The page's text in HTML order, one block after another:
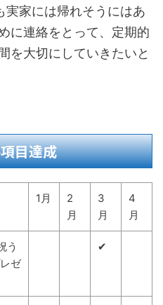
実家には帰れそうにはあ
に連絡をとって、定期的
を大切にしていきたいと
目達成
1月
2
月
3
月
4
月
う
ゼ
✔